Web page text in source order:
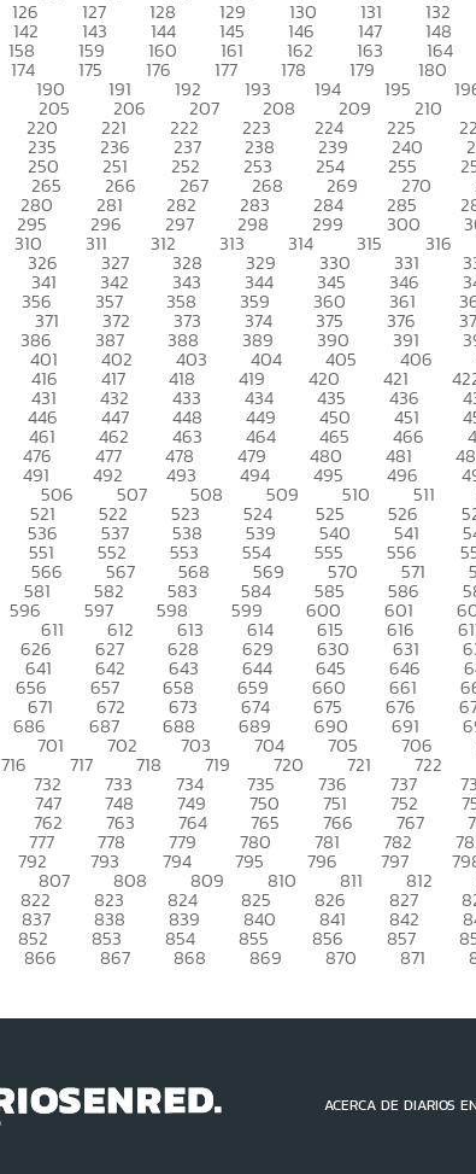
126 127 128 129 130 131 132
142 143 144 145 146 147 148
158 159 160 161 162 163 164
174 175 176 177 178 179 180
190 191 192 193 194 195
205 206 207 208 209 210
220 221 222 223 224 225
235 236 237 238 239 240
250 251 252 253 254 255
265 266 267 268 269 270
280 281 282 283 284 285
295 296 297 298 299 300
310 311 312 313 314 315 316
326 327 328 329 330 331
341 342 343 344 345 346
356 357 358 359 360 361
371 372 373 374 375 376
386 387 388 389 390 391
401 402 403 404 405 406
416 417 418 419 420 421
431 432 433 434 435 436
446 447 448 449 450 451
461 462 463 464 465 466
476 477 478 479 480 481
491 492 493 494 495 496
506 507 508 509 510 511
521 522 523 524 525 526
536 537 538 539 540 541
551 552 553 554 555 556
566 567 568 569 570 571
581 582 583 584 585 586
596 597 598 599 600 601
611 612 613 614 615 616
626 627 628 629 630 631
641 642 643 644 645 646
656 657 658 659 660 661
671 672 673 674 675 676
686 687 688 689 690 691
701 702 703 704 705 706
716 717 718 719 720 721 722
732 733 734 735 736 737
747 748 749 750 751 752
762 763 764 765 766 767
777 778 779 780 781 782
792 793 794 795 796 797
807 808 809 810 811 812
822 823 824 825 826 827
837 838 839 840 841 842
852 853 854 855 856 857
866 867 868 869 870 871
ACERCA DE DIARIOS